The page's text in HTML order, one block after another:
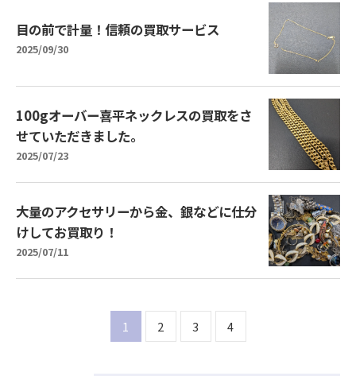
目の前で計量！信頼の買取サービス
2025/09/30
100gオーバー喜平ネックレスの買取をさ
せていただきました。
2025/07/23
大量のアクセサリーから金、銀などに仕分
けしてお買取り！
2025/07/11
1 2 3 4